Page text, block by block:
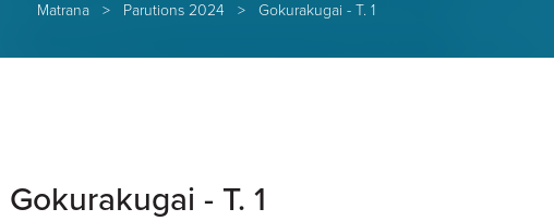
Matrana > Parutions 2024 > Gokurakugai - T. 1
Gokurakugai - T. 1